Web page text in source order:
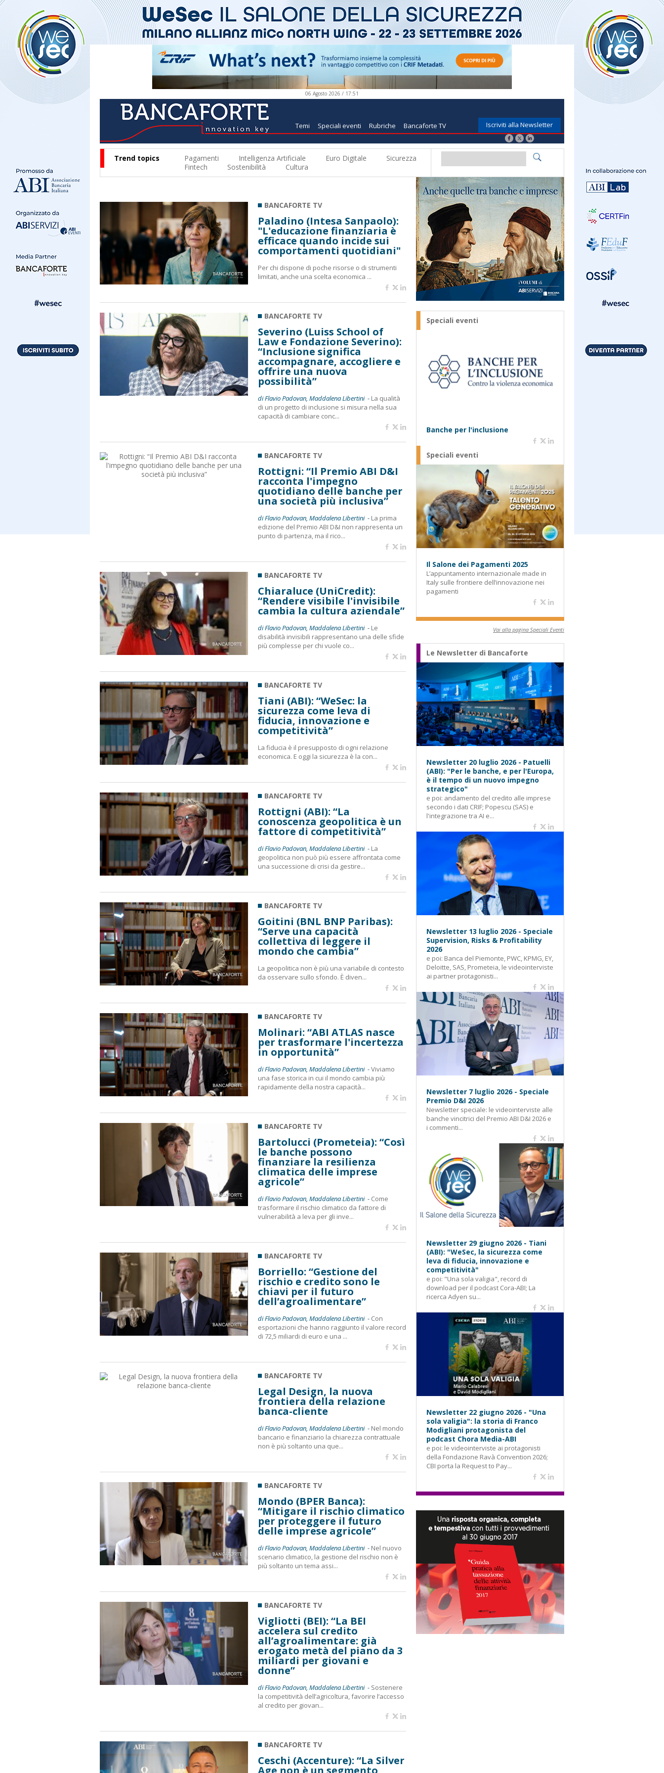
06 Agosto 2026 / 17:51
Temi Speciali eventi Rubriche Bancaforte TV Iscriviti alla Newsletter
Trend topics Pagamenti Intelligenza Artificiale Euro Digitale
Sicurezza
Fintech
Sostenibilità Cultura
BANCAFORTE TV
Paladino (Intesa Sanpaolo):
"L'educazione finanziaria è
efficace quando incide sui
comportamenti quotidiani"
Per chi dispone di poche risorse o di strumenti
limitati, anche una scelta economica ...
BANCAFORTE TV
Severino (Luiss School of
Law e Fondazione Severino):
“Inclusione significa
accompagnare, accogliere e
offrire una nuova
possibilità”
di Flavio Padovan, Maddalena Libertini - La qualità
di un progetto di inclusione si misura nella sua
capacità di cambiare conc...
BANCAFORTE TV
Rottigni: “Il Premio ABI D&I
racconta l'impegno
quotidiano delle banche per
una società più inclusiva”
di Flavio Padovan, Maddalena Libertini - La prima
edizione del Premio ABI D&I non rappresenta un
punto di partenza, ma il rico...
BANCAFORTE TV
Chiaraluce (UniCredit):
“Rendere visibile l'invisibile
cambia la cultura aziendale”
di Flavio Padovan, Maddalena Libertini - Le
disabilità invisibili rappresentano una delle sfide
più complesse per chi vuole co...
BANCAFORTE TV
Tiani (ABI): “WeSec: la
sicurezza come leva di
fiducia, innovazione e
competitività”
La fiducia è il presupposto di ogni relazione
economica. E oggi la sicurezza è la con...
BANCAFORTE TV
Rottigni (ABI): “La
conoscenza geopolitica è un
fattore di competitività”
di Flavio Padovan, Maddalena Libertini - La
geopolitica non può più essere affrontata come
una successione di crisi da gestire...
BANCAFORTE TV
Goitini (BNL BNP Paribas):
“Serve una capacità
collettiva di leggere il
mondo che cambia”
La geopolitica non è più una variabile di contesto
da osservare sullo sfondo. È diven...
BANCAFORTE TV
Molinari: “ABI ATLAS nasce
per trasformare l'incertezza
in opportunità”
di Flavio Padovan, Maddalena Libertini -Viviamo
una fase storica in cui il mondo cambia più
rapidamente della nostra capacità...
BANCAFORTE TV
Bartolucci (Prometeia): “Così
le banche possono
finanziare la resilienza
climatica delle imprese
agricole”
di Flavio Padovan, Maddalena Libertini - Come
trasformare il rischio climatico da fattore di
vulnerabilità a leva per gli inve...
BANCAFORTE TV
Borriello: “Gestione del
rischio e credito sono le
chiavi per il futuro
dell’agroalimentare”
di Flavio Padovan, Maddalena Libertini - Con
esportazioni che hanno raggiunto il valore record
di 72,5 miliardi di euro e una ...
BANCAFORTE TV
Legal Design, la nuova
frontiera della relazione
banca-cliente
di Flavio Padovan, Maddalena Libertini - Nel mondo
bancario e finanziario la chiarezza contrattuale
non è più soltanto una que...
BANCAFORTE TV
Mondo (BPER Banca):
“Mitigare il rischio climatico
per proteggere il futuro
delle imprese agricole”
di Flavio Padovan, Maddalena Libertini - Nel nuovo
scenario climatico, la gestione del rischio non è
più soltanto un tema assi...
BANCAFORTE TV
Vigliotti (BEI): “La BEI
accelera sul credito
all’agroalimentare: già
erogato metà del piano da 3
miliardi per giovani e
donne”
di Flavio Padovan, Maddalena Libertini - Sostenere
la competitività dell’agricoltura, favorire l’accesso
al credito per giovan...
BANCAFORTE TV
Ceschi (Accenture): “La Silver
Age non è un segmento
Speciali eventi
Banche per l'inclusione
Speciali eventi
Il Salone dei Pagamenti 2025
L’appuntamento internazionale made in
Italy sulle frontiere dell’innovazione nei
pagamenti
Vai alla pagina Speciali Eventi
Le Newsletter di Bancaforte
Newsletter 20 luglio 2026 - Patuelli
(ABI): "Per le banche, e per l'Europa,
è il tempo di un nuovo impegno
strategico"
e poi: andamento del credito alle imprese
secondo i dati CRIF; Popescu (SAS) e
l'integrazione tra AI e...
Newsletter 13 luglio 2026 - Speciale
Supervision, Risks & Profitability
2026
e poi: Banca del Piemonte, PWC, KPMG, EY,
Deloitte, SAS, Prometeia, le videointerviste
ai partner protagonisti...
Newsletter 7 luglio 2026 - Speciale
Premio D&I 2026
Newsletter speciale: le videointerviste alle
banche vincitrici del Premio ABI D&I 2026 e
i commenti...
Newsletter 29 giugno 2026 - Tiani
(ABI): "WeSec, la sicurezza come
leva di fiducia, innovazione e
competitività"
e poi: "Una sola valigia", record di
download per il podcast Cora-ABI; La
ricerca Adyen su...
Newsletter 22 giugno 2026 - "Una
sola valigia": la storia di Franco
Modigliani protagonista del
podcast Chora Media-ABI
e poi: le videointerviste ai protagonisti
della Fondazione Ravà Convention 2026;
CBI porta la Request to Pay...